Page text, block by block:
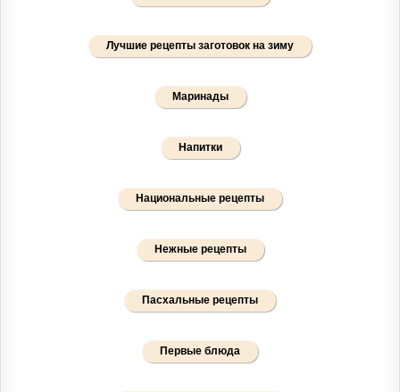
Лучшие рецепты заготовок на зиму
Маринады
Напитки
Национальные рецепты
Нежные рецепты
Пасхальные рецепты
Первые блюда